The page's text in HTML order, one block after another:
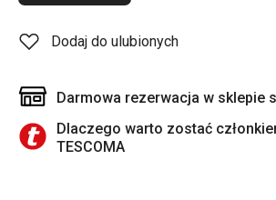
Dodaj do ulubionych
Darmowa rezerwacja w sklepie
Dlaczego warto zostać
TESCOMA